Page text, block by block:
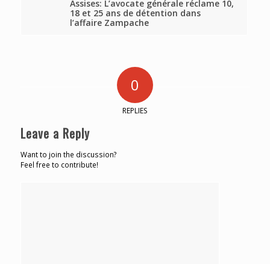
Assises: L’avocate générale réclame 10,
18 et 25 ans de détention dans
l’affaire Zampache
0
REPLIES
Leave a Reply
Want to join the discussion?
Feel free to contribute!